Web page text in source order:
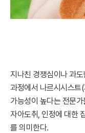
지나친 경쟁심이나 과
과정에서 나르시시스트
가능성이 높다는 전문
자아도취, 인정에 대한
를 의미한다.